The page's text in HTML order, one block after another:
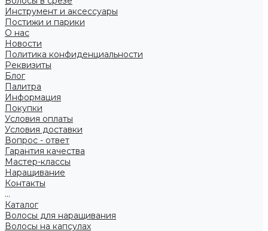
Инструмент и аксессуары
Постижи и парики
О нас
Новости
Политика конфиденциальности
Реквизиты
Блог
Палитра
Информация
Покупки
Условия оплаты
Условия доставки
Вопрос - ответ
Гарантия качества
Мастер-классы
Наращивание
Контакты
...
Каталог
Волосы для наращивания
Волосы на капсулах